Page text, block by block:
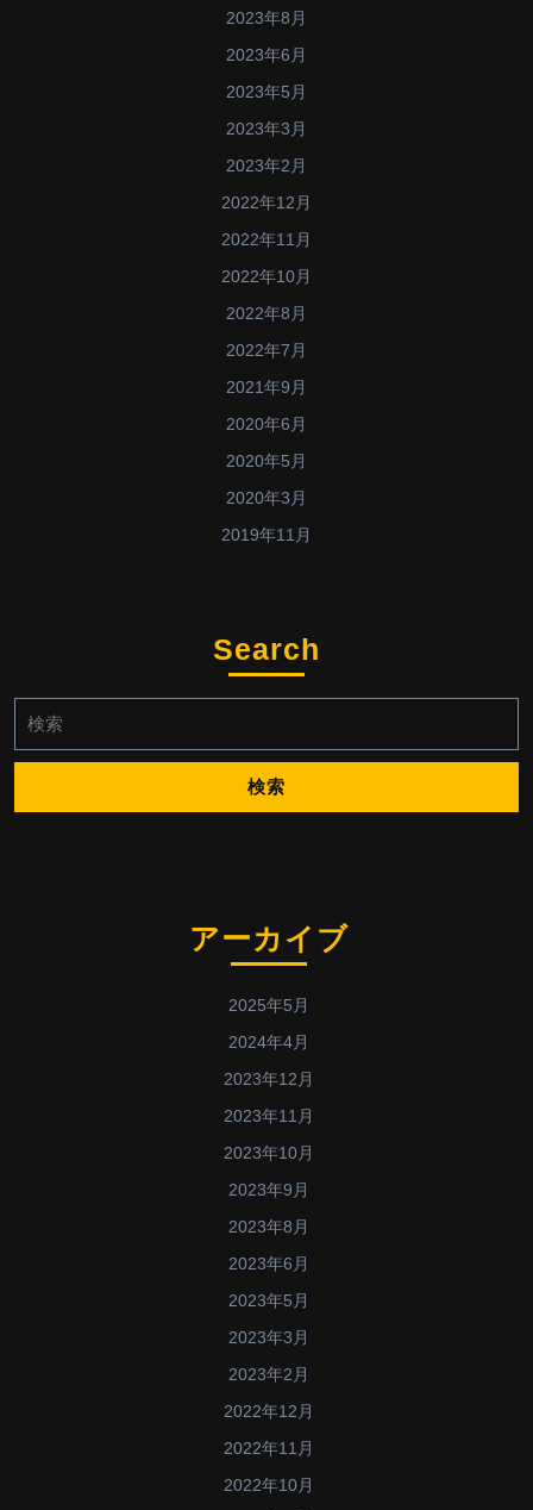
2023年8月
2023年6月
2023年5月
2023年3月
2023年2月
2022年12月
2022年11月
2022年10月
2022年8月
2022年7月
2021年9月
2020年6月
2020年5月
2020年3月
2019年11月
Search
索:
アーカイブ
2025年5月
2024年4月
2023年12月
2023年11月
2023年10月
2023年9月
2023年8月
2023年6月
2023年5月
2023年3月
2023年2月
2022年12月
2022年11月
2022年10月